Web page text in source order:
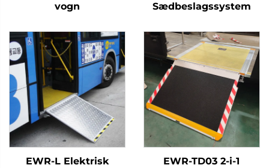
vogn
Sædbeslagssystem
EWR-L Elektrisk EWR-TD03 2-i-1